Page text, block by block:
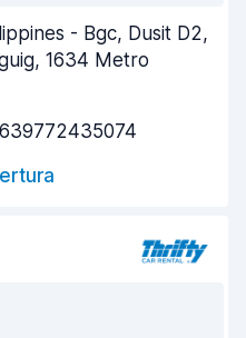
8,4
- Bgc, Dusit D2,
1634 Metro